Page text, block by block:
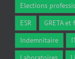
Elections
ESR
GRETA
Indemnitaire